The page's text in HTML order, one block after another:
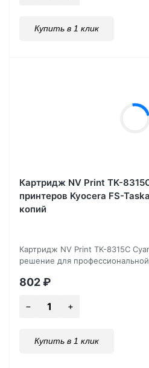
Купить в 1 клик
Картридж NV Print TK-
принтеров Kyocera FS-
копий
Картридж NV Print TK-8315C
решение для
802₽
Купить в 1 клик